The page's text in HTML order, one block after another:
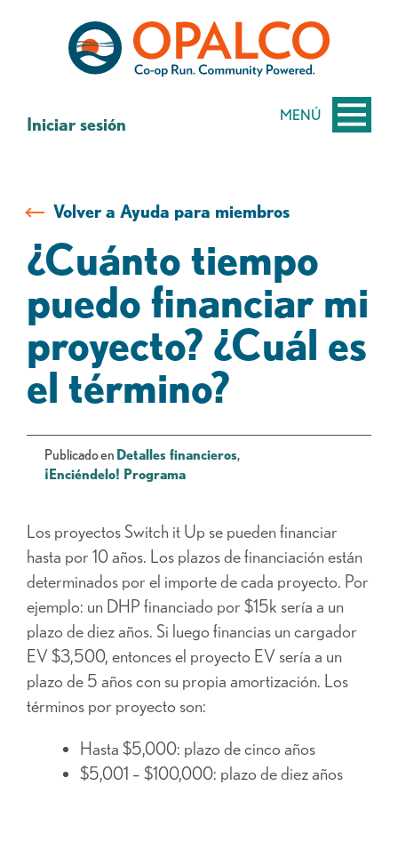
contenido
MENÚ
Iniciar sesión
Volver a Ayuda para miembros
¿Cuánto tiempo
puedo financiar mi
proyecto? ¿Cuál es
el término?
Publicado en Detalles financieros,
¡Enciéndelo! Programa
Los proyectos Switch it Up se pueden financiar
hasta por 10 años. Los plazos de financiación están
determinados por el importe de cada proyecto. Por
ejemplo: un DHP financiado por $15k sería a un
plazo de diez años. Si luego financias un cargador
EV $3,500, entonces el proyecto EV sería a un
plazo de 5 años con su propia amortización. Los
términos por proyecto son:
Hasta $5,000: plazo de cinco años
$5,001 – $100,000: plazo de diez años